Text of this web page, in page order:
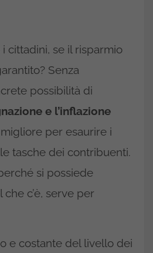
cittadini, se il risparmio
Senza
possibilità di
e l’inflazione
migliore per esaurire i
tasche dei contribuenti.
si possiede
c’è, serve per
e costante del livello dei